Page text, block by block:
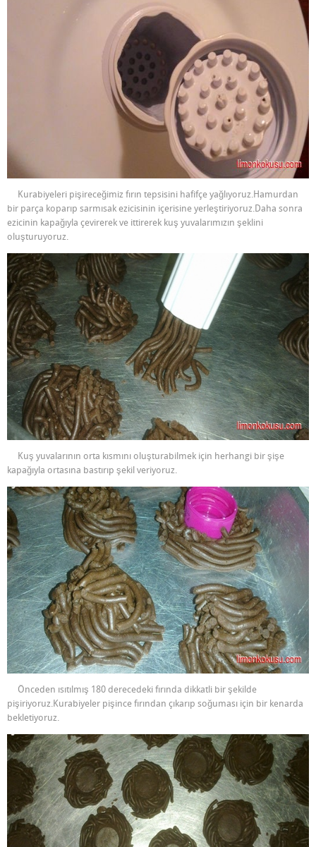
Kurabiyeleri pişireceğimiz fırın tepsisini hafifçe yağlıyoruz.Hamurdan
bir parça koparıp sarmısak ezicisinin içerisine yerleştiriyoruz.Daha sonra
ezicinin kapağıyla çevirerek ve ittirerek kuş yuvalarımızın şeklini
oluşturuyoruz.
Kuş yuvalarının orta kısmını oluşturabilmek için herhangi bir şişe
kapağıyla ortasına bastırıp şekil veriyoruz.
Önceden ısıtılmış 180 derecedeki fırında dikkatli bir şekilde
pişiriyoruz.Kurabiyeler pişince fırından çıkarıp soğuması için bir kenarda
bekletiyoruz.